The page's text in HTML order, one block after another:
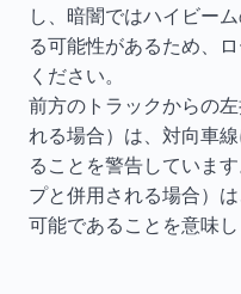
し、暗闇ではハイビー
る可能性があるため、
ください。
前方のトラックからの
れる場合）は、対向車
ることを警告していま
プと併用される場合）
可能であることを意味し